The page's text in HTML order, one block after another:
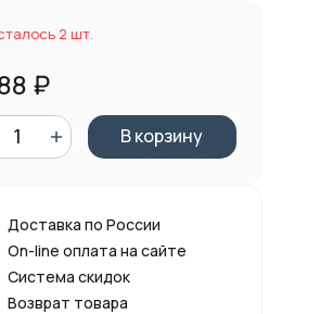
2 шт.
₽
В корзину
Доставка по России
On-line оплата на сайте
Система скидок
Возврат товара